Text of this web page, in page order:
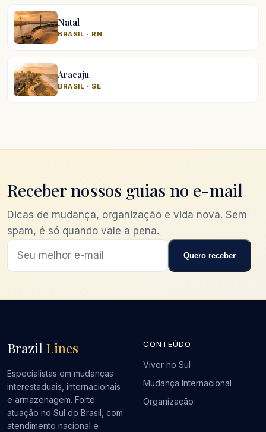
Natal
BRASIL · RN
Aracaju
BRASIL · SE
Receber nossos guias no e-mail
Dicas de mudança, organização e vida nova. Sem
spam, é só quando vale a pena.
Quero receber
Brazil Lines
Especialistas em mudanças
interestaduais, internacionais
e armazenagem. Forte
atuação no Sul do Brasil, com
atendimento nacional e
CONTEÚDO
Viver no Sul
Mudança Internacional
Organização